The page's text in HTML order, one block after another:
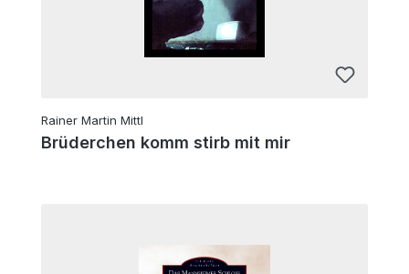
Rainer Martin Mittl
Brüderchen komm stirb mit mir